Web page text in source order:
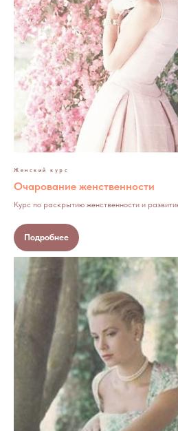
Женский курс
Очарование женственности
Курс по раскрытию женственности и
Подробнее